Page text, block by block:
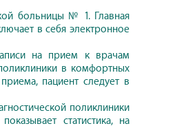
больницы № 1. Главная
в себя электронное
на прием к врачам
в комфортных
пациент следует в
поликлиники
статистика, на